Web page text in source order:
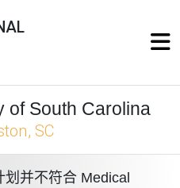
of South Carolina
SC
并不符合 Medical